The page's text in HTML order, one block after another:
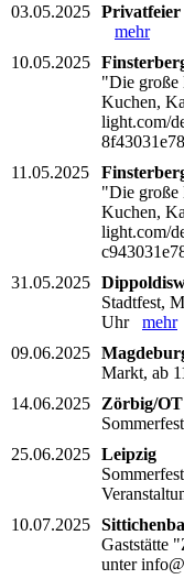
03.05.2025 Privatfeier
mehr
10.05.2025
"Die große
Kuchen,
light.com/
11.05.2025
"Die große
Kuchen,
light.com/
31.05.2025
Stadtfest,
Uhr mehr
09.06.2025
Markt, ab
14.06.2025
Zörbig/
25.06.2025 Leipzig
10.07.2025
Gaststätte
unter